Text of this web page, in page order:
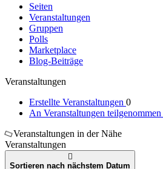
Seiten
Veranstaltungen
Gruppen
Polls
Marketplace
Blog-Beiträge
Veranstaltungen
Erstellte Veranstaltungen 0
An Veranstaltungen teilgenommen
Veranstaltungen in der Nähe
Veranstaltungen
Sortieren nach nächstem Datum